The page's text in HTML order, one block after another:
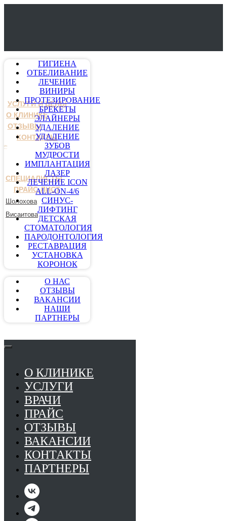
УСЛУГИ И ЦЕНЫ
О КЛИНИКЕ
ОТЗЫВЫ
КОНТАКТЫ
СПЕЦИАЛИСТЫ
ПРАЙС-ЛИСТ
Шолохова
Висаитова
ГИГИЕНА
ОТБЕЛИВАНИЕ
ЛЕЧЕНИЕ
ВИНИРЫ
ПРОТЕЗИРОВАНИЕ
БРЕКЕТЫ
ЭЛАЙНЕРЫ
УДАЛЕНИЕ
УДАЛЕНИЕ
ЗУБОВ
МУДРОСТИ
ИМПЛАНТАЦИЯ
ЛАЗЕР
ЛЕЧЕНИЕ ICON
ALL-ON-4/6
СИНУС-
ЛИФТИНГ
ДЕТСКАЯ
СТОМАТОЛОГИЯ
ПАРОДОНТОЛОГИЯ
РЕСТАВРАЦИЯ
УСТАНОВКА
КОРОНОК
О НАС
ОТЗЫВЫ
ВАКАНСИИ
НАШИ
ПАРТНЕРЫ
О КЛИНИКЕ
УСЛУГИ
ВРАЧИ
ПРАЙС
ОТЗЫВЫ
ВАКАНСИИ
КОНТАКТЫ
ПАРТНЕРЫ